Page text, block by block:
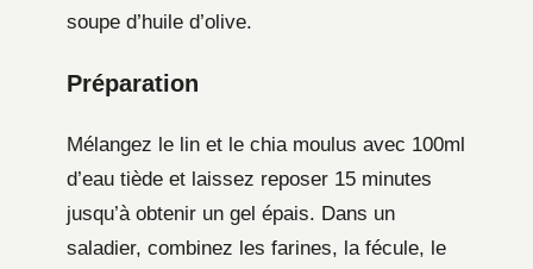
soupe d’huile d’olive.
Préparation
Mélangez le lin et le chia moulus avec 100ml
d’eau tiède et laissez reposer 15 minutes
jusqu’à obtenir un gel épais. Dans un
saladier, combinez les farines, la fécule, le